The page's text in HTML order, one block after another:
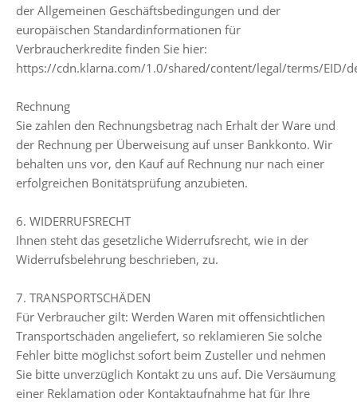
der Allgemeinen Geschäftsbedingungen und der
europäischen Standardinformationen für
Verbraucherkredite finden Sie hier:
https://cdn.klarna.com/1.0/shared/content/legal/terms/EID/
Rechnung
Sie zahlen den Rechnungsbetrag nach Erhalt der Ware und
der Rechnung per Überweisung auf unser Bankkonto. Wir
behalten uns vor, den Kauf auf Rechnung nur nach einer
erfolgreichen Bonitätsprüfung anzubieten.
6. WIDERRUFSRECHT
Ihnen steht das gesetzliche Widerrufsrecht, wie in der
Widerrufsbelehrung beschrieben, zu.
7. TRANSPORTSCHÄDEN
Für Verbraucher gilt: Werden Waren mit offensichtlichen
Transportschäden angeliefert, so reklamieren Sie solche
Fehler bitte möglichst sofort beim Zusteller und nehmen
Sie bitte unverzüglich Kontakt zu uns auf. Die Versäumung
einer Reklamation oder Kontaktaufnahme hat für Ihre